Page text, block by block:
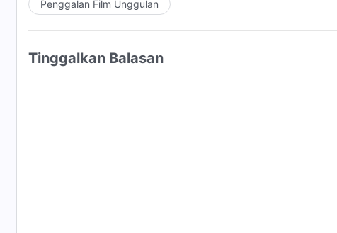
Penggalan Film Unggulan
Tinggalkan Balasan